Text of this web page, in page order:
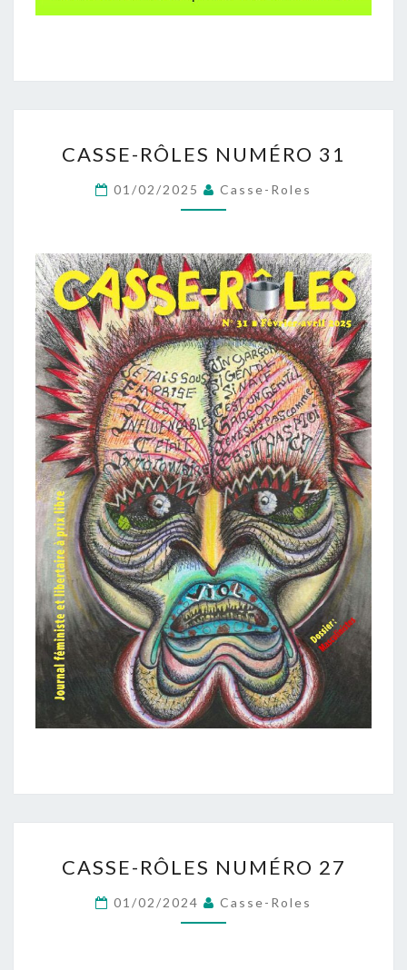
RÔLES
NUMÉRO
31
CASSE-RÔLES NUMÉRO 31
01/02/2025 Casse-Roles
RÔLES
NUMÉRO
27
CASSE-RÔLES NUMÉRO 27
01/02/2024 Casse-Roles